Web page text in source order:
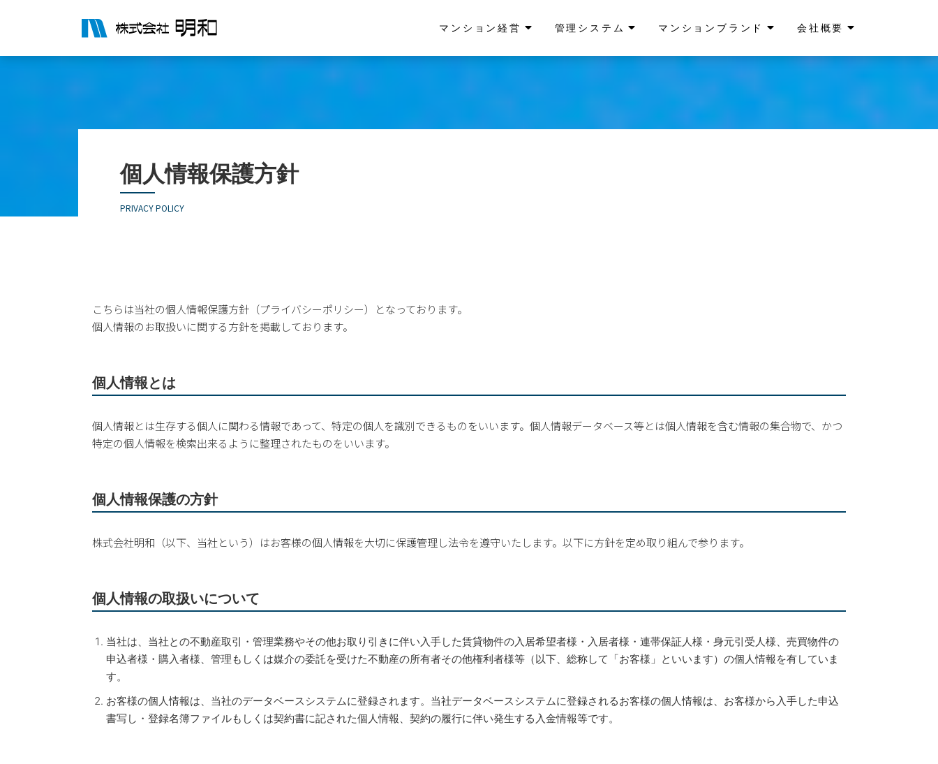
マンション経営 管理システム マンションブランド 会社概要
個人情報保護方針
PRIVACY POLICY
こちらは当社の個人情報保護方針（プライバシーポリシー）となっております。
個人情報のお取扱いに関する方針を掲載しております。
個人情報とは
個人情報とは生存する個人に関わる情報であって、特定の個人を識別できるものをいいます。個人情報データベース等とは個人情報を含む情報の集合物で、かつ
特定の個人情報を検索出来るように整理されたものをいいます。
個人情報保護の方針
株式会社明和（以下、当社という）はお客様の個人情報を大切に保護管理し法令を遵守いたします。以下に方針を定め取り組んで参ります。
個人情報の取扱いについて
当社は、当社との不動産取引・管理業務やその他お取り引きに伴い入手した賃貸物件の入居希望者様・入居者様・連帯保証人様・身元引受人様、売買物件の
申込者様・購入者様、管理もしくは媒介の委託を受けた不動産の所有者その他権利者様等（以下、総称して「お客様」といいます）の個人情報を有していま
す。
お客様の個人情報は、当社のデータベースシステムに登録されます。当社データベースシステムに登録されるお客様の個人情報は、お客様から入手した申込
書写し・登録名簿ファイルもしくは契約書に記された個人情報、契約の履行に伴い発生する入金情報等です。